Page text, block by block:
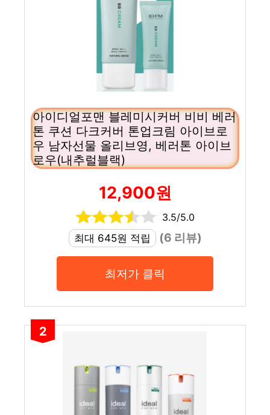
아이디얼포맨 블레미시커버 비비 베러
톤 쿠션 다크커버 톤업크림 아이브로
우 남자선물 올리브영, 베러톤 아이브
로우(내추럴블랙)
12,900원
3.5/5.0
최대 645원 적립
(6 리뷰)
최저가 클릭
2